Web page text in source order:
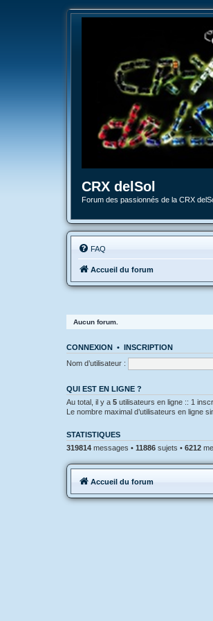
CRX delSol
Forum des passionnés de la CRX
FAQ
Accueil du forum
Aucun forum.
CONNEXION • INSCRIPTION
Nom d’utilisateur :
QUI EST EN LIGNE ?
Au total, il y a 5 utilisateurs en ligne :: 1
Le nombre maximal d’utilisateurs en ligne
STATISTIQUES
319814 messages • 11886 sujets • 6212
Accueil du forum